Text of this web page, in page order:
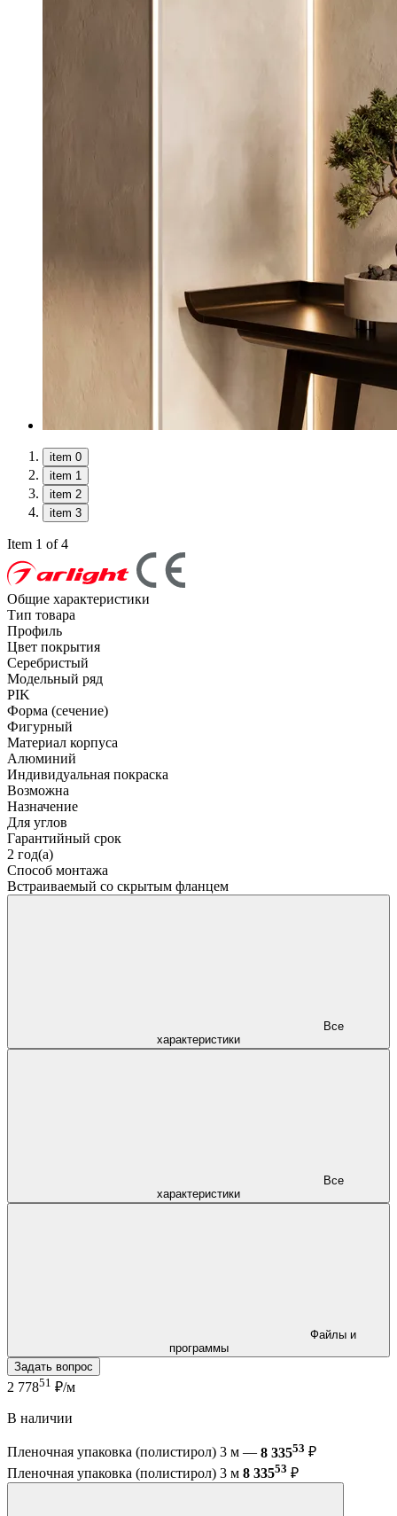
item 0
item 1
item 2
item 3
Item 1 of 4
Общие характеристики
Тип товара
Профиль
Цвет покрытия
Серебристый
Модельный ряд
PIK
Форма (сечение)
Фигурный
Материал корпуса
Алюминий
Индивидуальная покраска
Возможна
Назначение
Для углов
Гарантийный срок
2 год(а)
Способ монтажа
Встраиваемый со скрытым фланцем
характеристики
характеристики
программы
Задать вопрос
2 77851 ₽/м
В наличии
Пленочная упаковка (полистирол) 3 м — 8 33553 ₽
Пленочная упаковка (полистирол) 3 м 8 33553 ₽